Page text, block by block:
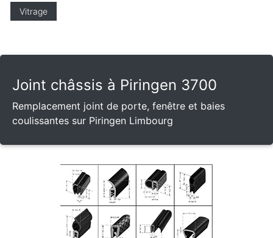
Vitrage
Joint châssis à Piringen 3700
Remplacement joint de porte, fenêtre et baies
coulissantes sur Piringen Limbourg